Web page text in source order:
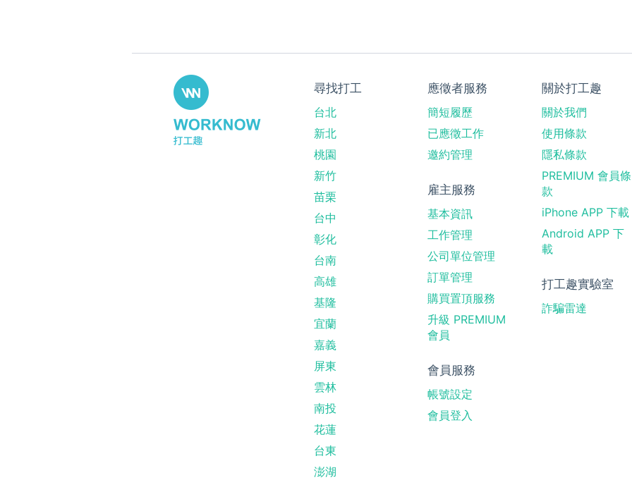
尋找打工
台北
新北
桃園
新竹
苗栗
台中
彰化
台南
高雄
基隆
宜蘭
嘉義
屏東
雲林
南投
花蓮
台東
澎湖
應徵者服務
簡短履歷
已應徵工作
邀約管理
雇主服務
基本資訊
工作管理
公司單位管理
訂單管理
購買置頂服務
升級 PREMIUM
會員
會員服務
帳號設定
會員登入
關於打工趣
關於我們
使用條款
隱私條款
PREMIUM 會員條
款
iPhone APP 下載
Android APP 下
載
打工趣實驗室
詐騙雷達